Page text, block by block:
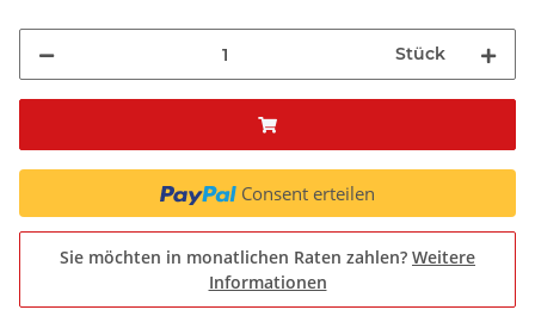
Stück
Consent erteilen
Sie möchten in monatlichen Raten zahlen? Weitere
Informationen